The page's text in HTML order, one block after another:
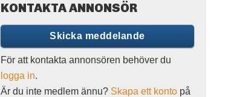
KONTAKTA ANNONSÖR
Skicka meddelande
För att kontakta annonsören behöver du
logga in.
Är du inte medlem ännu? Skapa ett konto på